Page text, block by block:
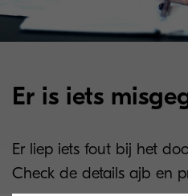
Er is iets
Er liep iets fout bij het
Check de details ajb en